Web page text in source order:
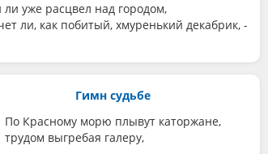
уже расцвел над городом,
ли, как побитый, хмуренький декабрик, -
Гимн судьбе
По Красному морю плывут каторжане,
трудом выгребая галеру,